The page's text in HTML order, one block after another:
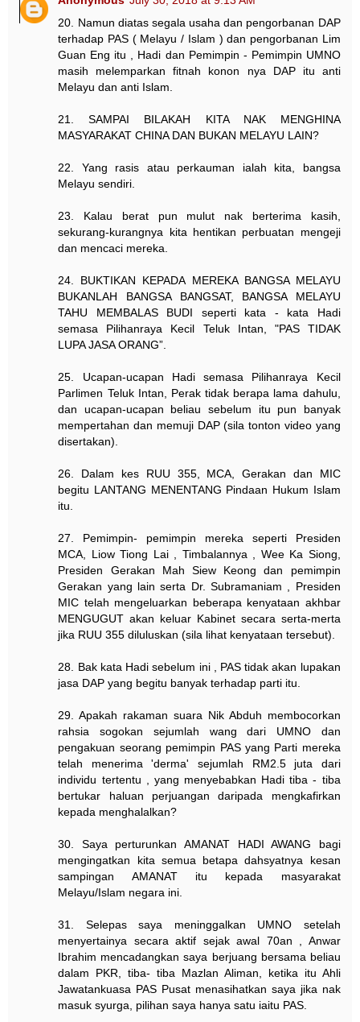
20. Namun diatas segala usaha dan pengorbanan DAP
terhadap PAS ( Melayu / Islam ) dan pengorbanan Lim
Guan Eng itu , Hadi dan Pemimpin - Pemimpin UMNO
masih melemparkan fitnah konon nya DAP itu anti
Melayu dan anti Islam.
21. SAMPAI BILAKAH KITA NAK MENGHINA
MASYARAKAT CHINA DAN BUKAN MELAYU LAIN?
22. Yang rasis atau perkauman ialah kita, bangsa
Melayu sendiri.
23. Kalau berat pun mulut nak berterima kasih,
sekurang-kurangnya kita hentikan perbuatan mengeji
dan mencaci mereka.
24. BUKTIKAN KEPADA MEREKA BANGSA MELAYU
BUKANLAH BANGSA BANGSAT, BANGSA MELAYU
TAHU MEMBALAS BUDI seperti kata - kata Hadi
semasa Pilihanraya Kecil Teluk Intan, "PAS TIDAK
LUPA JASA ORANG”.
25. Ucapan-ucapan Hadi semasa Pilihanraya Kecil
Parlimen Teluk Intan, Perak tidak berapa lama dahulu,
dan ucapan-ucapan beliau sebelum itu pun banyak
mempertahan dan memuji DAP (sila tonton video yang
disertakan).
26. Dalam kes RUU 355, MCA, Gerakan dan MIC
begitu LANTANG MENENTANG Pindaan Hukum Islam
itu.
27. Pemimpin- pemimpin mereka seperti Presiden
MCA, Liow Tiong Lai , Timbalannya , Wee Ka Siong,
Presiden Gerakan Mah Siew Keong dan pemimpin
Gerakan yang lain serta Dr. Subramaniam , Presiden
MIC telah mengeluarkan beberapa kenyataan akhbar
MENGUGUT akan keluar Kabinet secara serta-merta
jika RUU 355 diluluskan (sila lihat kenyataan tersebut).
28. Bak kata Hadi sebelum ini , PAS tidak akan lupakan
jasa DAP yang begitu banyak terhadap parti itu.
29. Apakah rakaman suara Nik Abduh membocorkan
rahsia sogokan sejumlah wang dari UMNO dan
pengakuan seorang pemimpin PAS yang Parti mereka
telah menerima 'derma' sejumlah RM2.5 juta dari
individu tertentu , yang menyebabkan Hadi tiba - tiba
bertukar haluan perjuangan daripada mengkafirkan
kepada menghalalkan?
30. Saya perturunkan AMANAT HADI AWANG bagi
mengingatkan kita semua betapa dahsyatnya kesan
sampingan AMANAT itu kepada masyarakat
Melayu/Islam negara ini.
31. Selepas saya meninggalkan UMNO setelah
menyertainya secara aktif sejak awal 70an , Anwar
Ibrahim mencadangkan saya berjuang bersama beliau
dalam PKR, tiba- tiba Mazlan Aliman, ketika itu Ahli
Jawatankuasa PAS Pusat menasihatkan saya jika nak
masuk syurga, pilihan saya hanya satu iaitu PAS.